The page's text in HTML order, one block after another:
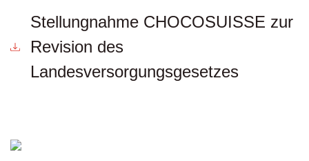
Stellungnahme CHOCOSUISSE zur
Revision des
Landesversorgungsgesetzes